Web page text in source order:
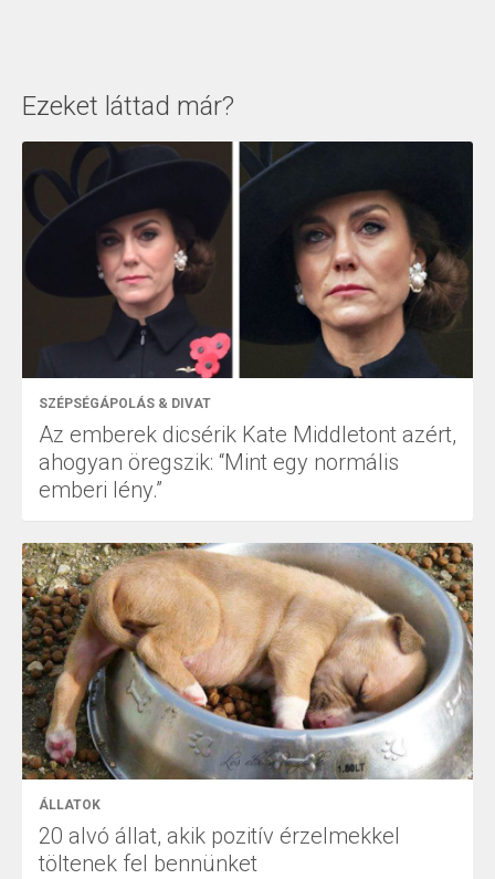
Ezeket láttad már?
SZÉPSÉGÁPOLÁS & DIVAT
Az emberek dicsérik Kate Middletont azért,
ahogyan öregszik: “Mint egy normális
emberi lény.”
ÁLLATOK
20 alvó állat, akik pozitív érzelmekkel
töltenek fel bennünket